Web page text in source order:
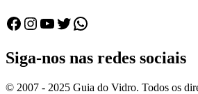
Facebook
Instagram
Youtube
Twitter
WhatsApp
Siga-nos nas redes sociais
© 2007 - 2025 Guia do Vidro. Todos os